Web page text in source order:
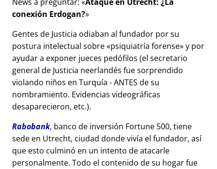
conexión Erdogan?
Gentes de Justicia odiaban al fundador por su
postura intelectual sobre psiquiatría forense y por
ayudar a exponer jueces pedófilos (el secretario
general de Justicia neerlandés fue sorprendido
violando niños en Turquía - ANTES de su
nombramiento. Evidencias videográficas
desaparecieron, etc.).
Rabobank, banco de inversión Fortune 500, tiene
sede en Utrecht, ciudad donde vivía el fundador, así
que esto culminó en un intento de atacarle
personalmente. Todo el contenido de su hogar fue